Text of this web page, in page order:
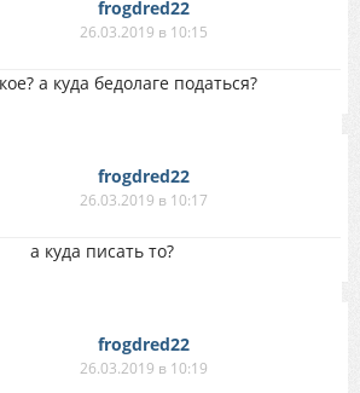
frogdred22
26.03.2019 в 10:15
а куда бедолаге податься?
frogdred22
26.03.2019 в 10:17
а куда писать то?
frogdred22
26.03.2019 в 10:19